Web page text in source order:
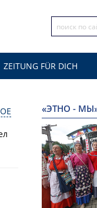
ZEITUNG FÜR DICH
«ЭТНО -